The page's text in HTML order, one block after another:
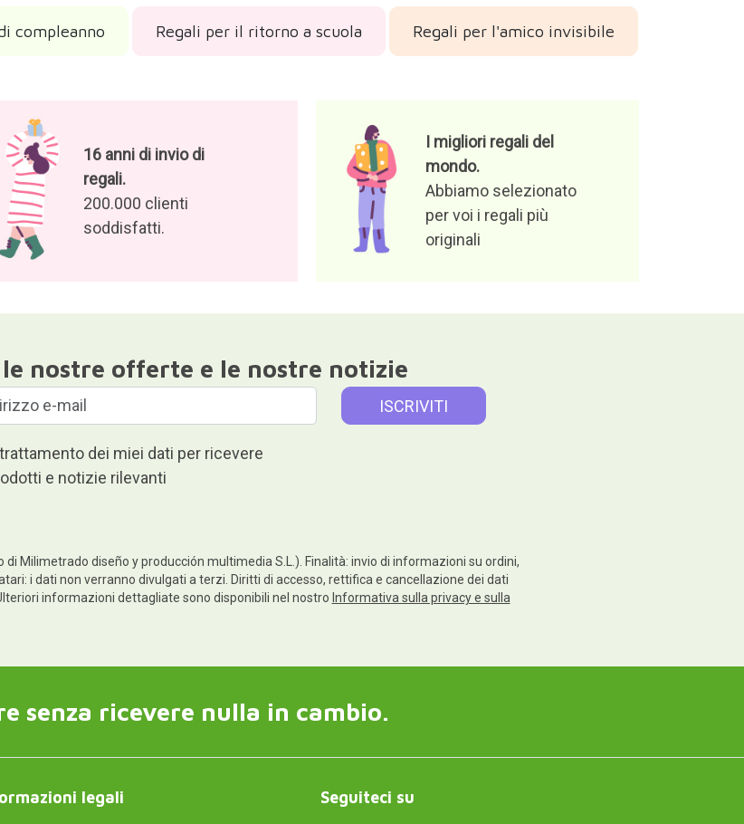
compleanno Regali per il ritorno a scuola Regali per l'amico invisibile
16 anni di invio di
regali.
200.000 clienti
soddisfatti.
I migliori regali del
mondo.
Abbiamo selezionato
per voi i regali più
originali
nostre offerte e le nostre notizie
dei miei dati per ricevere
e notizie rilevanti
Milimetrado diseño y producción multimedia S.L.). Finalità: invio di informazioni su ordini,
i dati non verranno divulgati a terzi. Diritti di accesso, rettifica e cancellazione dei dati
informazioni dettagliate sono disponibili nel nostro Informativa sulla privacy e sulla
senza ricevere nulla in cambio.
legali Seguiteci su